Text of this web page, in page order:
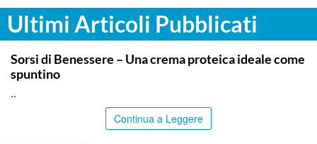
Ultimi Articoli Pubblicati
ITALPRESS
Sorsi di Benessere – Una crema proteica ideale come
spuntino
..
Continua a Leggere